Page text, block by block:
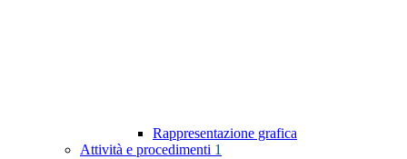
Rappresentazione grafica
Attività e procedimenti 1